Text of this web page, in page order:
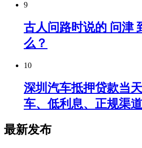
9
古人问路时说的 问津
么？
10
深圳汽车抵押贷款当
车、低利息、正规渠道
最新发布